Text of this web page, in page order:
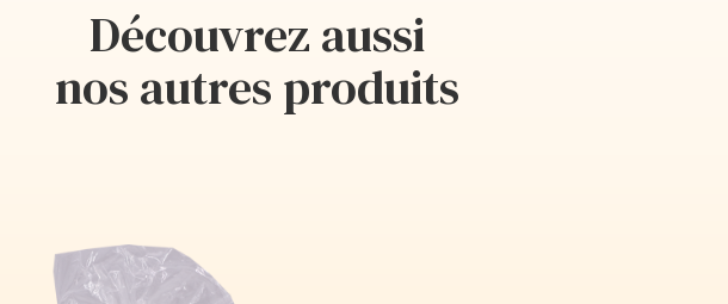
Découvrez aussi
nos autres produits